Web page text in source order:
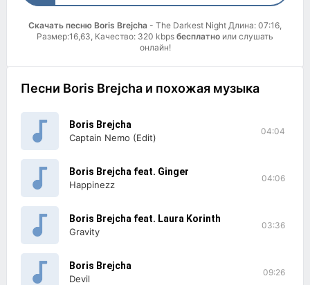
Скачать песню Boris Brejcha - The Darkest Night Длина: 07:16,
Размер:16,63, Качество: 320 kbps бесплатно или слушать
онлайн!
Песни Boris Brejcha и похожая музыка
Boris Brejcha
Captain Nemo (Edit)
04:04
Boris Brejcha feat. Ginger
Happinezz
04:06
Boris Brejcha feat. Laura Korinth
Gravity
03:36
Boris Brejcha
Devil
09:26